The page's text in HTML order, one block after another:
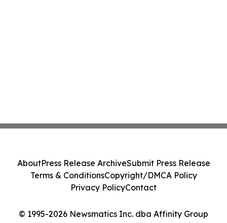
© 1995-2026 Newsmatics Inc. dba Affinity Group
AboutPress Release ArchiveSubmit Press Release
Terms & ConditionsCopyright/DMCA Policy
Privacy PolicyContact